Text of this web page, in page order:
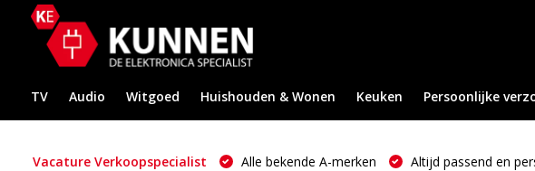
TV Audio Witgoed Huishouden & Wonen Keuken Persoonlijke
Vacature Verkoopspecialist Alle bekende A-merken Altijd passend en